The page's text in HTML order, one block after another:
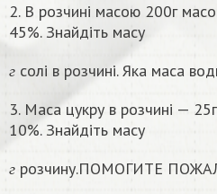
2. В розчині масою 200г
45%. Знайдіть масу
г
солі в розчині. Яка маса
3. Маса цукру в розчині —
10%. Знайдіть масу
г розчину.ПОМОГИТЕ